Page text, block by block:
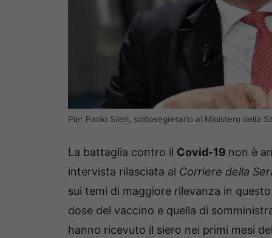
Pier Paolo Sileri, sottosegretario al Ministero della
La battaglia contro il Covid-19 non è
intervista rilasciata al Corriere della
sui temi di maggiore rilevanza in
dose del vaccino e quella di
hanno ricevuto il siero nei primi mesi